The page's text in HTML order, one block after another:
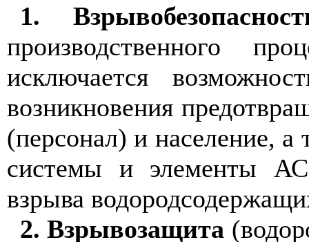
1.
производственного
исключается
возникновения
(персонал) и население, а
системы и элементы
взрыва
2. Взрывозащита